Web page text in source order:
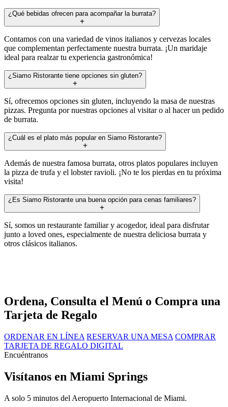
¿Qué bebidas ofrecen para acompañar la burrata?
Contamos con una variedad de vinos italianos y cervezas locales
que complementan perfectamente nuestra burrata. ¡Un maridaje
ideal para realzar tu experiencia gastronómica!
¿Siamo Ristorante tiene opciones sin gluten?
Sí, ofrecemos opciones sin gluten, incluyendo la masa de nuestras
pizzas. Pregunta por nuestras opciones al visitar o al hacer un pedido
de burrata.
¿Cuál es el plato más popular en Siamo Ristorante?
Además de nuestra famosa burrata, otros platos populares incluyen
la pizza de trufa y el lobster ravioli. ¡No te los pierdas en tu próxima
visita!
¿Es Siamo Ristorante una buena opción para cenas familiares?
Sí, somos un restaurante familiar y acogedor, ideal para disfrutar
junto a loved ones, especialmente de nuestra deliciosa burrata y
otros clásicos italianos.
Ordena, Consulta el Menú o Compra una
Tarjeta de Regalo
ORDENAR EN LÍNEA RESERVAR UNA MESA COMPRAR
TARJETA DE REGALO DIGITAL
Encuéntranos
Visítanos en Miami Springs
A solo 5 minutos del Aeropuerto Internacional de Miami.